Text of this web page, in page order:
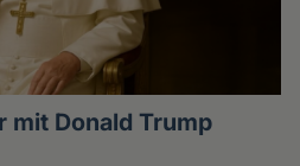
mit Donald Trump